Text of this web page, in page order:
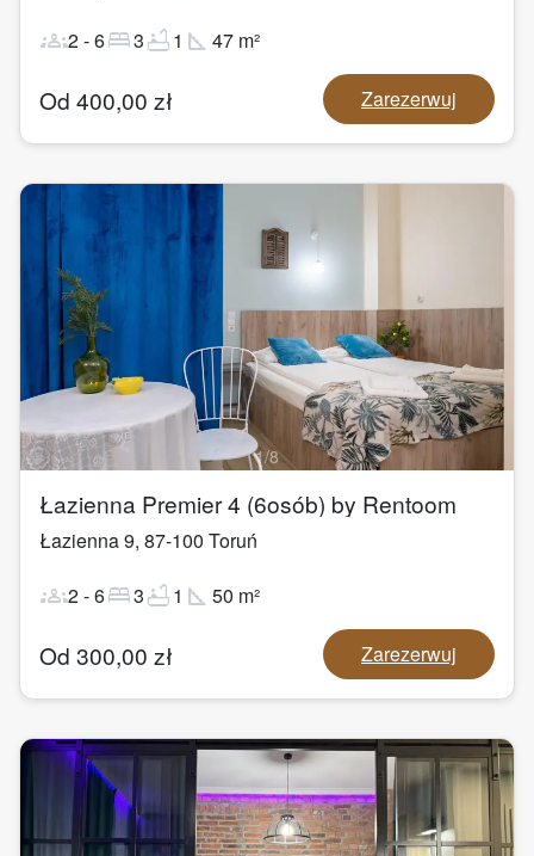
groups2-6bed3bathtub1 square_foot 47 m²
Od 400,00 zł Zarezerwuj
1/8
Łazienna Premier 4 (6osób) by Rentoom
Łazienna 9, 87-100 Toruń
groups2-6bed3bathtub1 square_foot 50 m²
Od 300,00 zł Zarezerwuj